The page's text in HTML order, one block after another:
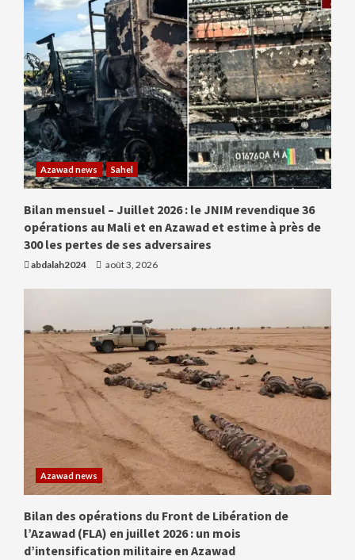
Azawad news Sahel
Bilan mensuel – Juillet 2026 : le JNIM revendique 36
opérations au Mali et en Azawad et estime à près de
300 les pertes de ses adversaires
abdalah2024 août 3, 2026
Azawad news
Bilan des opérations du Front de Libération de
l’Azawad (FLA) en juillet 2026 : un mois
d’intensification militaire en Azawad